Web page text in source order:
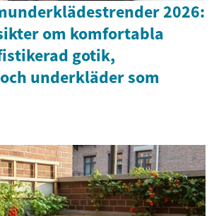
2026:
om komfortabla
gotik,
underkläder som